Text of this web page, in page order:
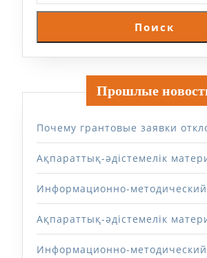
Поиск
Прошлые
Почему грантовые заявки
Ақпараттық-әдістемелік
Информационно-
Ақпараттық-әдістемелік
Информационно-